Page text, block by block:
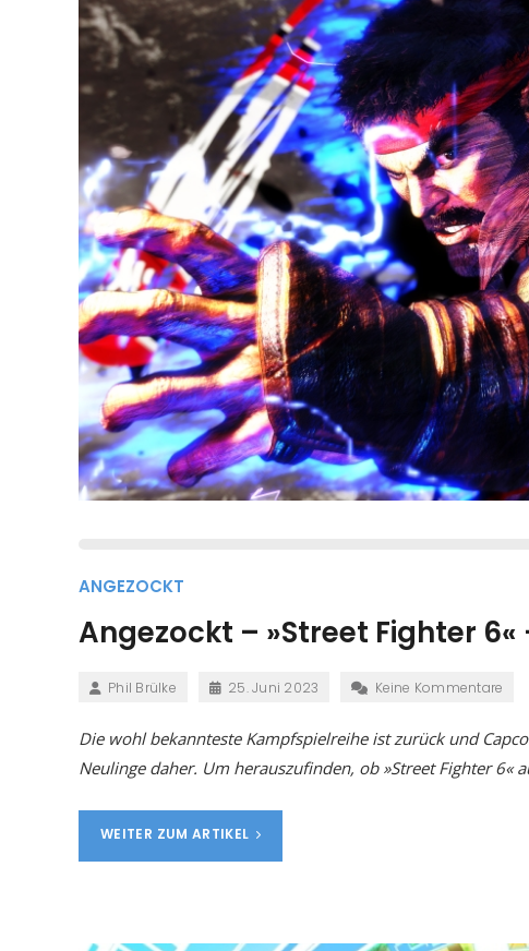
ANGEZOCKT
Angezockt – »Street Fighter
Phil Brülke 25. Juni 2023 Keine Kommentare
Die wohl bekannteste Kampfspielreihe ist zurück und
Neulinge daher. Um herauszufinden, ob »Street Fighter 6«
WEITER ZUM ARTIKEL